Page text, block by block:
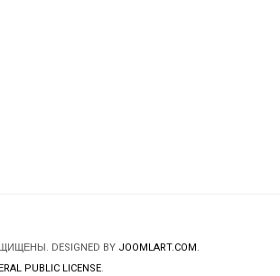
DESIGNED BY JOOMLART.COM.
PUBLIC LICENSE.